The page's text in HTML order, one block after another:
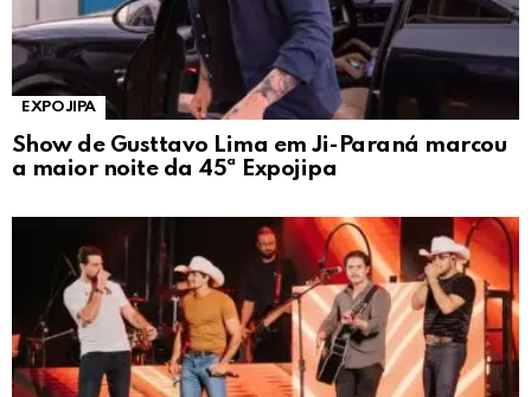
EXPOJIPA
Show de Gusttavo Lima em Ji-Paraná marcou
a maior noite da 45ª Expojipa